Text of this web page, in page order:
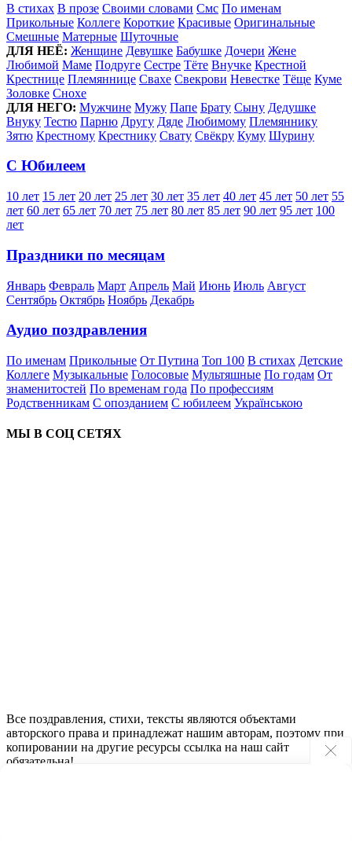
В стихах В прозе Своими словами Смс По именам
Прикольные Коллеге Короткие Красивые Оригинальные
Смешные Матерные Шуточные
ДЛЯ НЕЁ: Женщине Девушке Бабушке Дочери Жене
Любимой Маме Подруге Сестре Тёте Внучке Крестной
Крестнице Племяннице Свахе Свекрови Невестке Тёще Куме
Золовке Снохе
ДЛЯ НЕГО: Мужчине Мужу Папе Брату Сыну Дедушке
Внуку Тестю Парню Другу Дяде Любимому Племяннику
Зятю Крестному Крестнику Свату Свёкру Куму Шурину
С Юбилеем
10 лет 15 лет 20 лет 25 лет 30 лет 35 лет 40 лет 45 лет 50 лет 55
лет 60 лет 65 лет 70 лет 75 лет 80 лет 85 лет 90 лет 95 лет 100
лет
Праздники по месяцам
Январь Февраль Март Апрель Май Июнь Июль Август
Сентябрь Октябрь Ноябрь Декабрь
Аудио поздравления
По именам Прикольные От Путина Топ 100 В стихах Детские
Коллеге Музыкальные Голосовые Мультяшные По годам От
знаменитостей По временам года По профессиям
Родственникам С опозданием С юбилеем Українською
МЫ В СОЦ СЕТЯХ
Все поздравления, стихи, тексты являются объектами
авторского права и принадлежат нашим авторам, поэтому при
копировании на другие ресурсы ссылка на наш сайт
обязательна!